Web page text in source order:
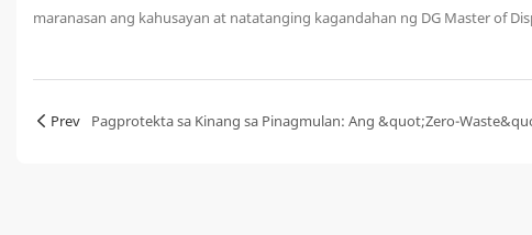
maranasan ang kahusayan at natatanging kagandahan ng DG Master of
Prev